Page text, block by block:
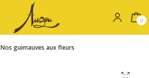
0
Nos guimauves aux fleurs